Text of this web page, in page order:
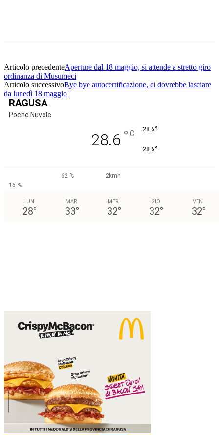
Articolo precedenteAperture dal 18 maggio, si attende a stretto giro
ordinanza di Musumeci
Articolo successivoBye bye autocertificazione, ci dovrebbe lasciare
da lunedì 18 maggio
RAGUSA
Poche Nuvole
28.6 ° C 28.6 °
28.6 °
62 %
2kmh
16 %
LUN
28°
MAR
33°
MER
32°
GIO
32°
VEN
32°